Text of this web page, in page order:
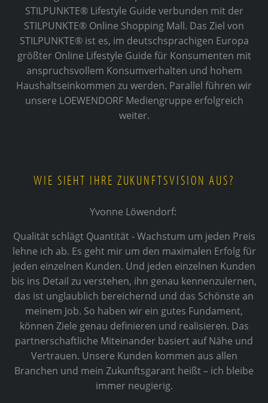
STILPUNKTE® Lifestyle Guide verbunden mit der
STILPUNKTE® Online Shopping Mall. Das Ziel von
STILPUNKTE® ist es, im deutschsprachigen Europa
größter Online Lifestyle Guide für Konsumenten mit
anspruchsvollem Konsumverhalten und hohem
Haushaltseinkommen zu werden. Parallel führen wir
unsere LOEWENDORF Mediengruppe erfolgreich
weiter.
WIE SIEHT IHRE ZUKUNFTSVISION AUS?
Yvonne Löwendorf:
Qualität schlägt Quantität - Wachstum um jeden Preis
lehne ich ab. Es geht mir um den maximalen Erfolg für
jeden einzelnen Kunden. Und jeden einzelnen Kunden
bis ins Detail zu verstehen, ihn genau kennenzulernen,
das ist unglaublich bereichernd und das Schönste an
meinem Job. So haben wir ein gutes Fundament,
können Ziele genau definieren und realisieren. Das
partnerschaftliche Miteinander basiert auf Nähe und
Vertrauen. Unsere Kunden kommen aus allen
Branchen und mein Zukunftsgarant heißt – ich bleibe
immer neugierig.